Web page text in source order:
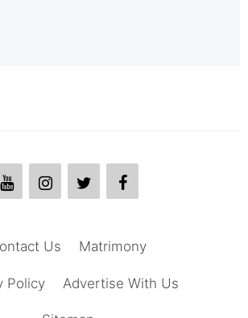
Matrimony
Us
Advertise With Us
Policy